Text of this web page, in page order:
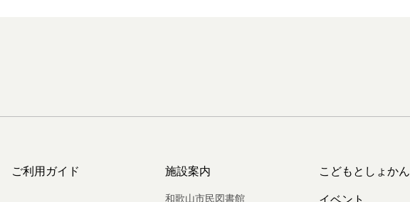
ご利用ガイド 施設案内
和歌山市民図書館
こどもとしょかん
イベント